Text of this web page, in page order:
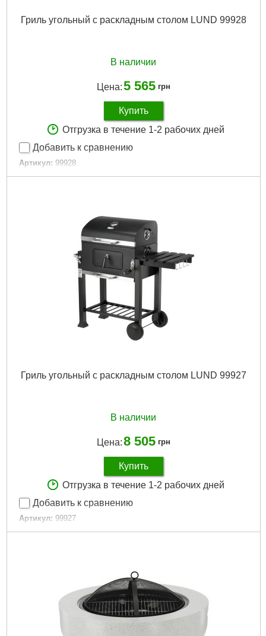
Гриль угольный с раскладным столом LUND 99928
В наличии
Цена:5 565 грн
Купить
Отгрузка в течение 1-2 рабочих дней
Добавить к сравнению
Артикул: 99928
Код товара: 31.11.08
Гриль угольный с раскладным столом LUND 99927
В наличии
Цена:8 505 грн
Купить
Отгрузка в течение 1-2 рабочих дней
Добавить к сравнению
Артикул: 99927
Код товара: 31.11.09